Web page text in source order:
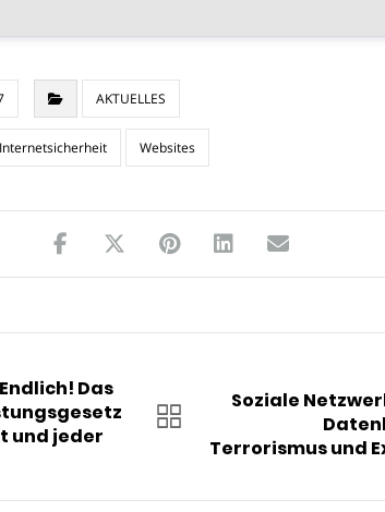
AKTUELLES
Internetsicherheit Websites
Das
und jeder
Soziale
Terrorismus und